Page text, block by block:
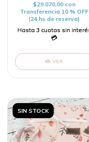
$29.070,00 con
Transferencia 10 % OFF
(24 hs de reserva)
VER
SIN STOCK